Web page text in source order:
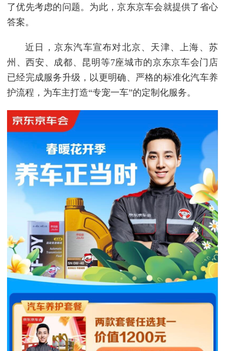
了优先考虑的问题。为此，京东京车会就提供了省心
答案。
近日，京东汽车宣布对北京、天津、上海、苏
州、西安、成都、昆明等7座城市的京东京车会门店
已经完成服务升级，以更明确、严格的标准化汽车养
护流程，为车主打造“专宠一车”的定制化服务。